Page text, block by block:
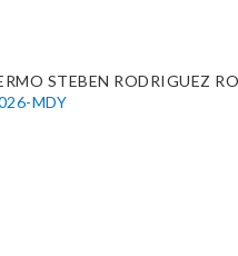
STEBEN RODRIGUEZ
MDY